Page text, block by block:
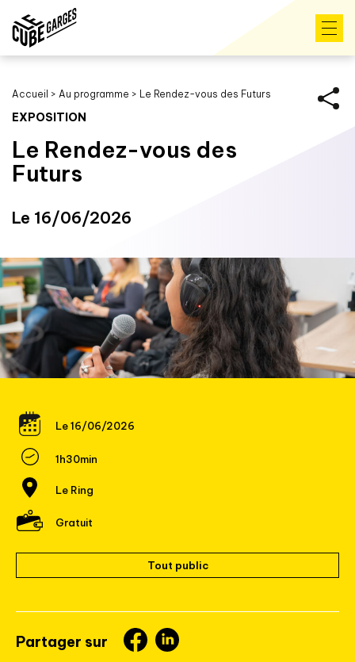
Accueil > Au programme > Le Rendez-vous des Futurs
EXPOSITION
Le Rendez-vous des
Futurs
Le 16/06/2026
Le 16/06/2026
1h30min
Le Ring
Gratuit
Tout public
Partager sur